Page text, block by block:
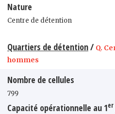
Nature
Centre de détention
Quartiers de détention/ Q.
hommes
Nombre de cellules
799
Capacité opérationnelle au 1er